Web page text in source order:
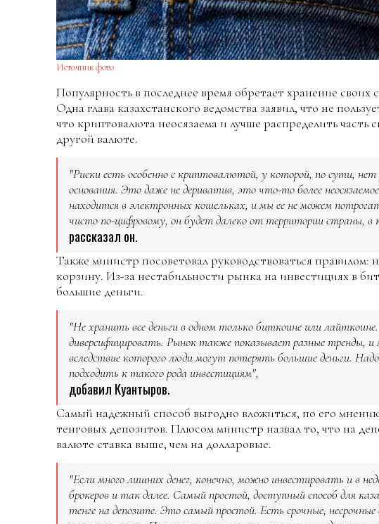
Источник фото
Популярность в последнее время обретает хранение
Одна глава казахстанского ведомства заявил, что не
что криптовалюта неосязаема и лучше распределить часть
другой валюте.
"Риски есть особенно с криптовалютой, у которой, по сути, нет
основания. Это даже не дериватив, это что-то более
находится в электронных кошельках, и мы ее не можем
чисто по-цифровому, он будет далеко от территории страны,
рассказал он.
Также министр посоветовал руководствоваться правилом:
корзину. Из-за нестабильности рынка на инвестициях в
большие деньги.
"Не хранить все деньги в одном только биткоине или
диверсифицировать. Рынок также показывает разные тренды,
вследствие которого люди могут потерять большие деньги. Надо
подходить к такого рода инвестициям",
добавил Куантыров.
Самый надежный способ выгодно вложиться, по его
тенговых депозитов. Плюсом министр назвал то, что на
валюте ставка выше, чем на долларовые.
"Если много лишних денег, конечно, можно инвестировать и в
брокеров и так далее. Самый простой, доступный способ для
тенге на депозите. Это самый простой. Есть срочные,